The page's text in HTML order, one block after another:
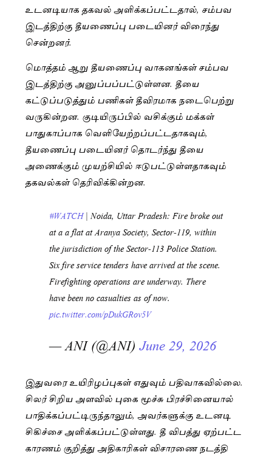
உடனடியாக தகவல் அளிக்கப்பட்டதால், சம்பவ
இடத்திற்கு தீயணைப்பு படையினர் விரைந்து
சென்றனர்.
மொத்தம் ஆறு தீயணைப்பு வாகனங்கள் சம்பவ
இடத்திற்கு அனுப்பப்பட்டுள்ளன. தீயை
கட்டுப்படுத்தும் பணிகள் தீவிரமாக நடைபெற்று
வருகின்றன. குடியிருப்பில் வசிக்கும் மக்கள்
பாதுகாப்பாக வெளியேற்றப்பட்டதாகவும்,
தீயணைப்பு படையினர் தொடர்ந்து தீயை
அணைக்கும் முயற்சியில் ஈடுபட்டுள்ளதாகவும்
தகவல்கள் தெரிவிக்கின்றன.
#WATCH| Noida, Uttar Pradesh: Fire broke out
at a a flat at Aranya Society, Sector-119, within
the jurisdiction of the Sector-113 Police Station.
Six fire service tenders have arrived at the scene.
Firefighting operations are underway. There
have been no casualties as of now.
pic.twitter.com/pDukGRov5V
— ANI (@ANI)June 29, 2026
இதுவரை உயிரிழப்புகள் எதுவும் பதிவாகவில்லை.
சிலர் சிறிய அளவில் புகை மூச்சு பிரச்சினையால்
பாதிக்கப்பட்டிருந்தாலும், அவர்களுக்கு உடனடி
சிகிச்சை அளிக்கப்பட்டுள்ளது. தீ விபத்து ஏற்பட்ட
காரணம் குறித்து அதிகாரிகள் விசாரணை நடத்தி